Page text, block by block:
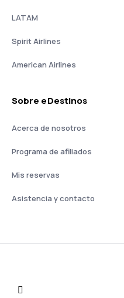
LATAM
Spirit Airlines
American Airlines
Sobre eDestinos
Acerca de nosotros
Programa de afiliados
Mis reservas
Asistencia y contacto